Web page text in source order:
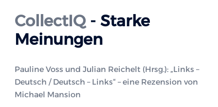
CollectIQ- Starke
Meinungen
Pauline Voss und Julian Reichelt (Hrsg.): „Links –
Deutsch / Deutsch – Links“ – eine Rezension von
Michael Mansion